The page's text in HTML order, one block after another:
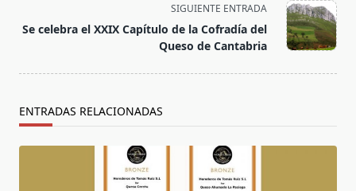
reader-
SIGUIENTE ENTRADA
Se celebra el XXIX Capítulo de la Cofradía del
Queso de Cantabria
ENTRADAS RELACIONADAS